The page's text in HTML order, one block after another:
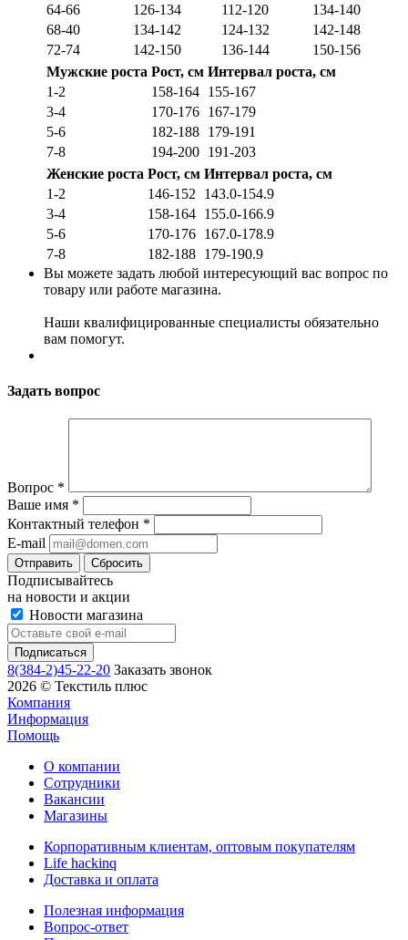
64-66
126-134 112-120
134-140
68-40
134-142 124-132
142-148
72-74
142-150 136-144
150-156
Мужские роста Рост, см Интервал роста, см
1-2
158-164 155-167
3-4
170-176 167-179
5-6
182-188 179-191
7-8
194-200 191-203
Женские роста Рост, см Интервал роста, см
1-2
146-152
143.0-154.9
3-4
158-164 155.0-166.9
5-6
170-176 167.0-178.9
7-8
182-188 179-190.9
Вы можете задать любой интересующий вас вопрос по
товару или работе магазина.
Наши квалифицированные специалисты обязательно
вам помогут.
Задать вопрос
Вопрос *
Ваше имя *
Контактный телефон *
E-mail
Сбросить
Подписывайтесь
на новости и акции
Новости магазина
8(384-2)45-22-20 Заказать звонок
2026 © Текстиль плюс
Компания
Информация
Помощь
О компании
Сотрудники
Вакансии
Магазины
Корпоративным клиентам, оптовым покупателям
Life hackinq
Доставка и оплата
Полезная информация
Вопрос-ответ